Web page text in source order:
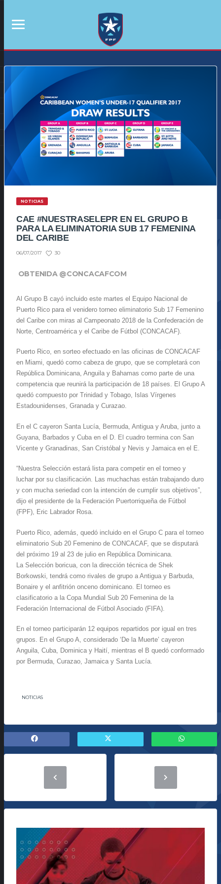
NOTICIAS
CAE #NUESTRASELEPR EN EL GRUPO B
PARA LA ELIMINATORIA SUB 17 FEMENINA
DEL CARIBE
06/07/2017 30
OBTENIDA @CONCACAFCOM
Al Grupo B cayó incluido este martes el Equipo Nacional de
Puerto Rico para el venidero torneo eliminatorio Sub 17 Femenino
del Caribe con miras al Campeonato 2018 de la Confederación de
Norte, Centroamérica y el Caribe de Fútbol (CONCACAF).
Puerto Rico, en sorteo efectuado en las oficinas de CONCACAF
en Miami, quedó como cabeza de grupo, que se completará con
República Dominicana, Anguila y Bahamas como parte de una
competencia que reunirá la participación de 18 países. El Grupo A
quedó compuesto por Trinidad y Tobago, Islas Vírgenes
Estadounidenses, Granada y Curazao.
En el C cayeron Santa Lucía, Bermuda, Antigua y Aruba, junto a
Guyana, Barbados y Cuba en el D. El cuadro termina con San
Vicente y Granadinas, San Cristóbal y Nevis y Jamaica en el E.
“Nuestra Selección estará lista para competir en el torneo y
luchar por su clasificación. Las muchachas están trabajando duro
y con mucha seriedad con la intención de cumplir sus objetivos”,
dijo el presidente de la Federación Puertorriqueña de Fútbol
(FPF), Eric Labrador Rosa.
Puerto Rico, además, quedó incluido en el Grupo C para el torneo
eliminatorio Sub 20 Femenino de CONCACAF, que se disputará
del próximo 19 al 23 de julio en República Dominicana.
La Selección boricua, con la dirección técnica de Shek
Borkowski, tendrá como rivales de grupo a Antigua y Barbuda,
Bonaire y el anfitrión onceno dominicano. El torneo es
clasificatorio a la Copa Mundial Sub 20 Femenina de la
Federación Internacional de Fútbol Asociado (FIFA).
En el torneo participarán 12 equipos repartidos por igual en tres
grupos. En el Grupo A, considerado ‘De la Muerte’ cayeron
Anguila, Cuba, Dominica y Haití, mientras el B quedó conformado
por Bermuda, Curazao, Jamaica y Santa Lucía.
NOTICIAS